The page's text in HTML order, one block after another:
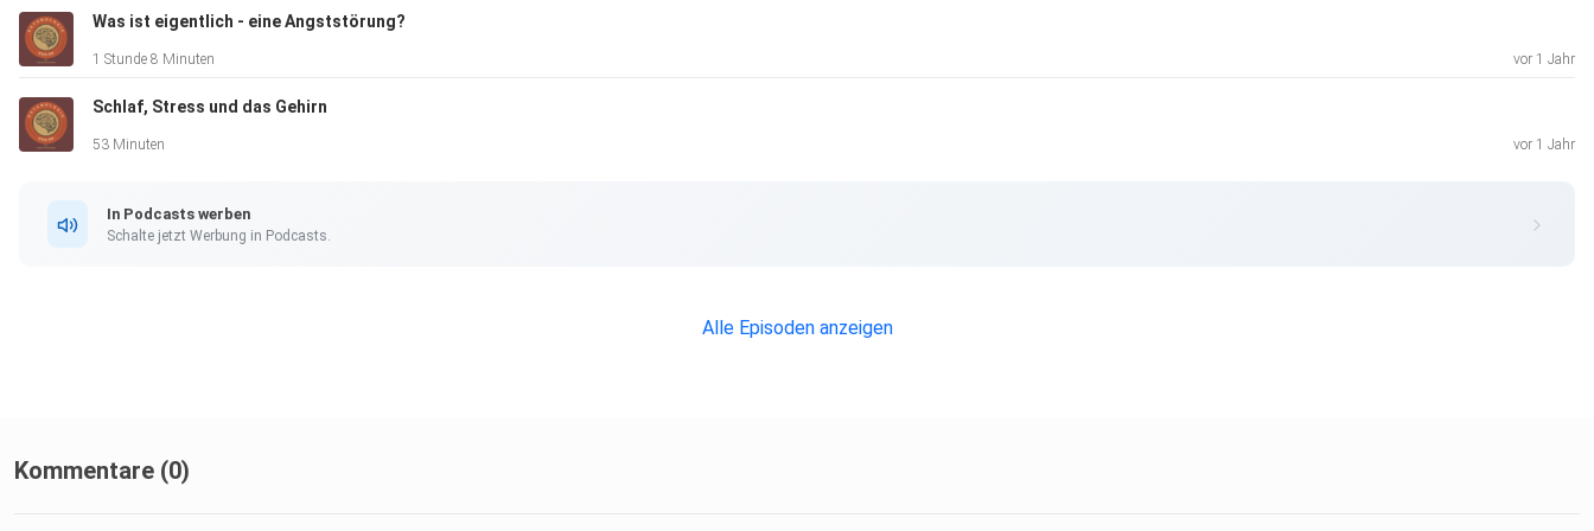
Was ist eigentlich - eine Angststörung?
1 Stunde 8 Minuten vor 1 Jahr
Schlaf, Stress und das Gehirn
53 Minuten vor 1 Jahr
In Podcasts werben
Schalte jetzt Werbung in Podcasts.
Alle Episoden anzeigen
Kommentare (0)